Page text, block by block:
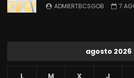
ADMIERTBCSGOB 7
agosto 2026
L M X J